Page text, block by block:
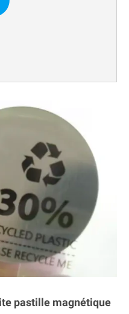
pastille magnétique